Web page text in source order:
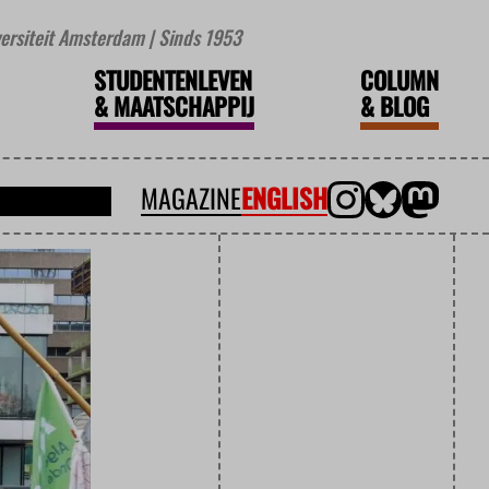
Amsterdam | Sinds 1953
STUDENTENLEVEN
&MAATSCHAPPIJ
COLUMN
&BLOG
MAGAZINEENGLISH